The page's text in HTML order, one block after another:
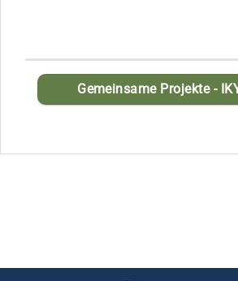
Gemeinsame Projekte -